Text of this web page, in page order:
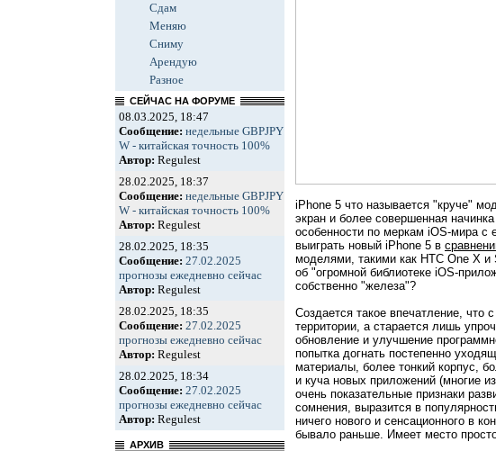
Сдам
Меняю
Сниму
Арендую
Разное
СЕЙЧАС НА ФОРУМЕ
08.03.2025, 18:47
Сообщение: недельные GBPJPY
W - китайская точность 100%
Автор: Regulest
28.02.2025, 18:37
Сообщение: недельные GBPJPY
W - китайская точность 100%
Автор: Regulest
28.02.2025, 18:35
Сообщение: 27.02.2025
прогнозы ежедневно сейчас
Автор: Regulest
28.02.2025, 18:35
Сообщение: 27.02.2025
прогнозы ежедневно сейчас
Автор: Regulest
28.02.2025, 18:34
Сообщение: 27.02.2025
прогнозы ежедневно сейчас
Автор: Regulest
АРХИВ
iPhone 5 что называется "круче"
экран и более совершенная
особенности по меркам iOS-мира с
выиграть новый iPhone 5 в
моделями, такими как HTC One X
об "огромной библиотеке iOS-
собственно "железа"?
Создается такое впечатление, что
территории, а старается лишь
обновление и улучшение
попытка догнать постепенно
материалы, более тонкий корпус,
и куча новых приложений (многие
очень показательные признаки
сомнения, выразится в
ничего нового и сенсационного в
бывало раньше. Имеет место